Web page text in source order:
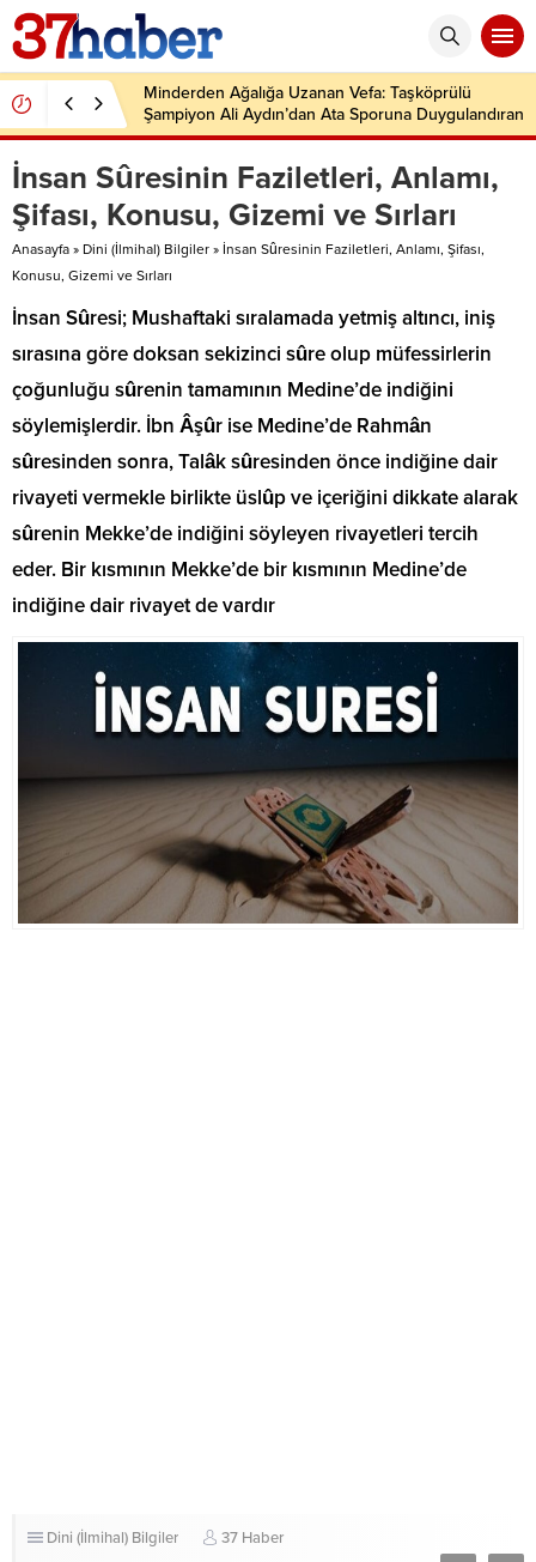
Minderden Ağalığa Uzanan Vefa: Taşköprülü
Şampiyon Ali Aydın’dan Ata Sporuna Duygulandıran
Dönüş
İnsan Sûresinin Faziletleri, Anlamı,
Şifası, Konusu, Gizemi ve Sırları
Anasayfa » Dini (İlmihal) Bilgiler » İnsan Sûresinin Faziletleri, Anlamı, Şifası,
Konusu, Gizemi ve Sırları
İnsan Sûresi; Mushaftaki sıralamada yetmiş altıncı, iniş
sırasına göre doksan sekizinci sûre olup müfessirlerin
çoğunluğu sûrenin tamamının Medine’de indiğini
söylemişlerdir. İbn Âşûr ise Medine’de Rahmân
sûresinden sonra, Talâk sûresinden önce indiğine dair
rivayeti vermekle birlikte üslûp ve içeriğini dikkate alarak
sûrenin Mekke’de indiğini söyleyen rivayetleri tercih
eder. Bir kısmının Mekke’de bir kısmının Medine’de
indiğine dair rivayet de vardır
Dini (İlmihal) Bilgiler 37 Haber